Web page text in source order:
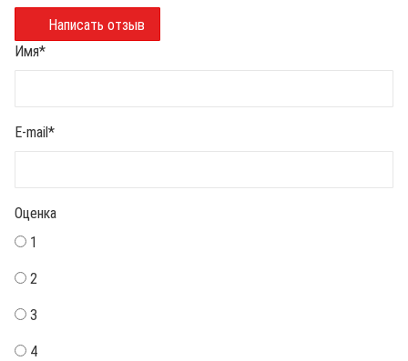
Написать отзыв
Имя*
E-mail*
Оценка
1
2
3
4